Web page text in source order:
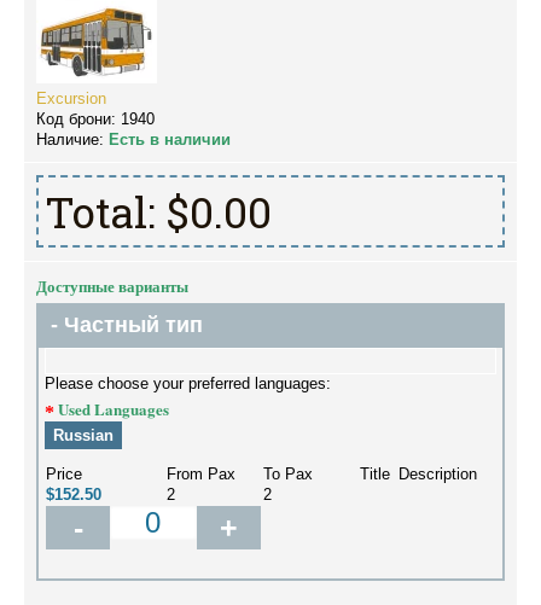
Excursion
Код брони: 1940
Наличие: Есть в наличии
Total: $0.00
Доступные варианты
- Частный тип
Please choose your preferred languages:
Used Languages
Russian
Price From Pax To Pax Title Description
$152.50
2 2
- +